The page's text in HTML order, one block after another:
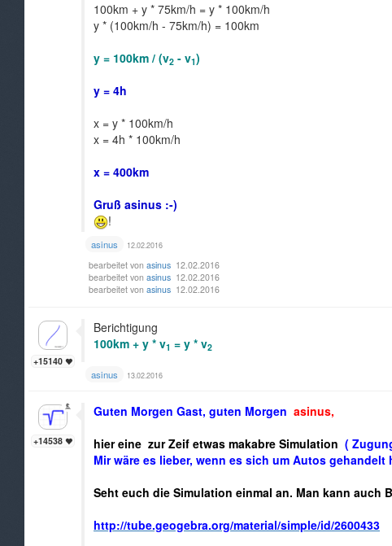
100km + y * 75km/h = y * 100km/h
y * (100km/h - 75km/h) = 100km
y = 100km / (v2 - v1)
y = 4h
x = y * 100km/h
x = 4h * 100km/h
x = 400km
Gruß asinus :-)
!
asinus 12.02.2016
bearbeitet von asinus 12.02.2016
bearbeitet von asinus 12.02.2016
bearbeitet von asinus 12.02.2016
+15140
Berichtigung
100km + y * v1 = y * v2
asinus 13.02.2016
+14538
Guten Morgen Gast, guten Morgen asinus,
hier eine zur Zeif etwas makabre Simulation (
Mir wäre es lieber, wenn es sich um Autos
Seht euch die Simulation einmal an. Man kann auch
http://tube.geogebra.org/material/simple/id/2600433